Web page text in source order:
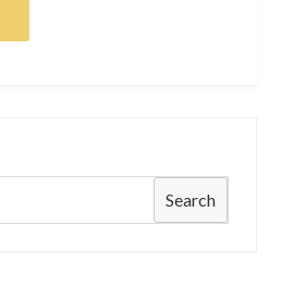
Search